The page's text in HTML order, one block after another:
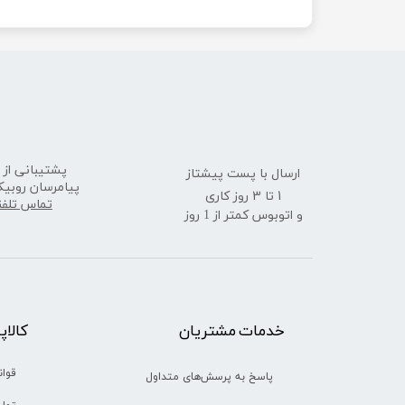
ارسال با پست پیشتاز
​​​​​​​1 تا 3 روز کاری
و اتوبوس کمتر از 1 روز
پشتیبانی
پیامرسان
تماس
خدمات مشتریان
پاسخ به پرسش‌های متداول